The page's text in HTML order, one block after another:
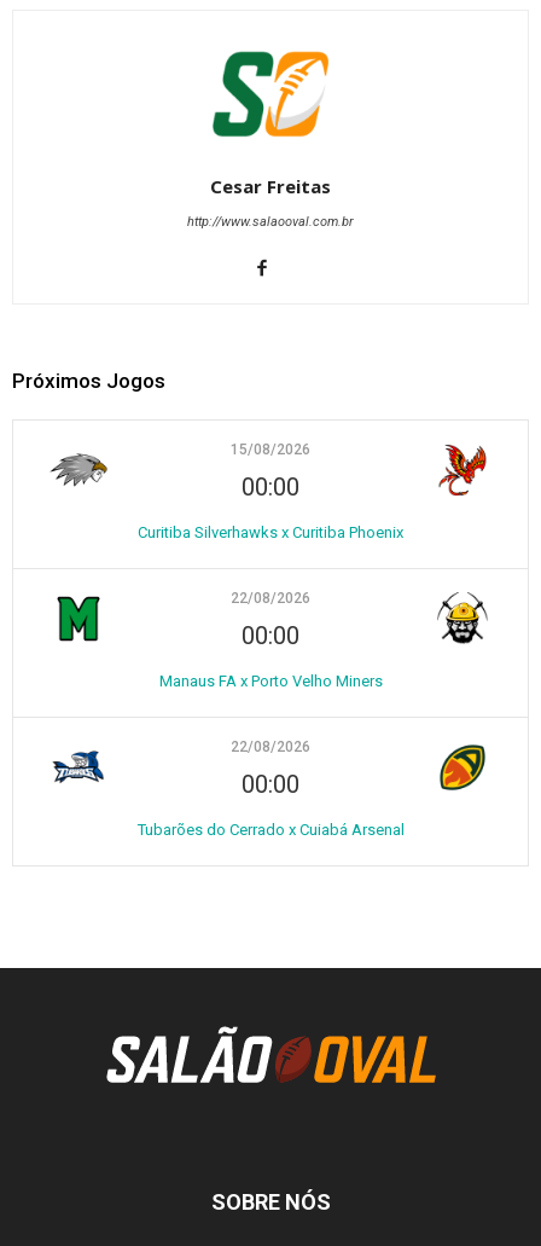
Cesar Freitas
http://www.salaooval.com.br
Próximos Jogos
15/08/2026
00:00
Curitiba Silverhawks x Curitiba Phoenix
22/08/2026
00:00
Manaus FA x Porto Velho Miners
22/08/2026
00:00
Tubarões do Cerrado x Cuiabá Arsenal
SOBRE NÓS